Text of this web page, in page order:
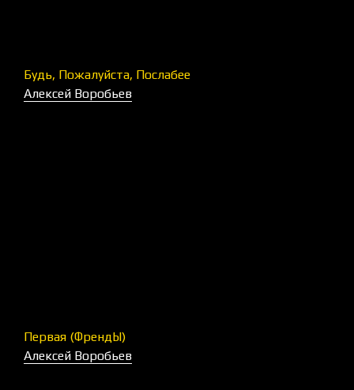
Будь, Пожалуйста, Послабее
Алексей Воробьев
Первая (ФрендЫ)
Алексей Воробьев